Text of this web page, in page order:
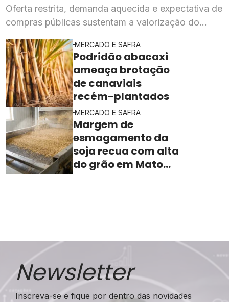
Oferta restrita, demanda aquecida e expectativa de
compras públicas sustentam a valorização do
MERCADO E SAFRA
Podridão abacaxi
ameaça brotação
de canaviais
recém-plantados
MERCADO E SAFRA
Margem de
esmagamento da
soja recua com alta
do grão em Mato
Newsletter
Inscreva-se e fique por dentro das novidades